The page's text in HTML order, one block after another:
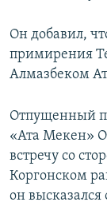
Он добавил,
примирения
Алмазбеком
Отпущенный
«Ата Мекен»
встречу со
Коргонском
он